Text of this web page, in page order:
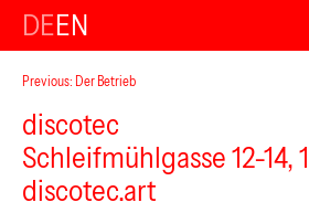
DEEN
Previous: Der Betrieb
discotec
Schleifmühlgasse 12-14,
discotec.art